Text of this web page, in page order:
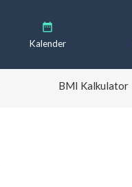
Kalender
BMI Kalkulator